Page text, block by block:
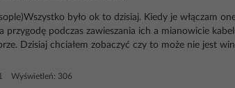
było ok to dzisiaj. Kiedy je włączam
przygodę podczas zawieszania ich a mianowicie
Dzisiaj chciałem zobaczyć czy to może nie jest
Wyświetleń: 306